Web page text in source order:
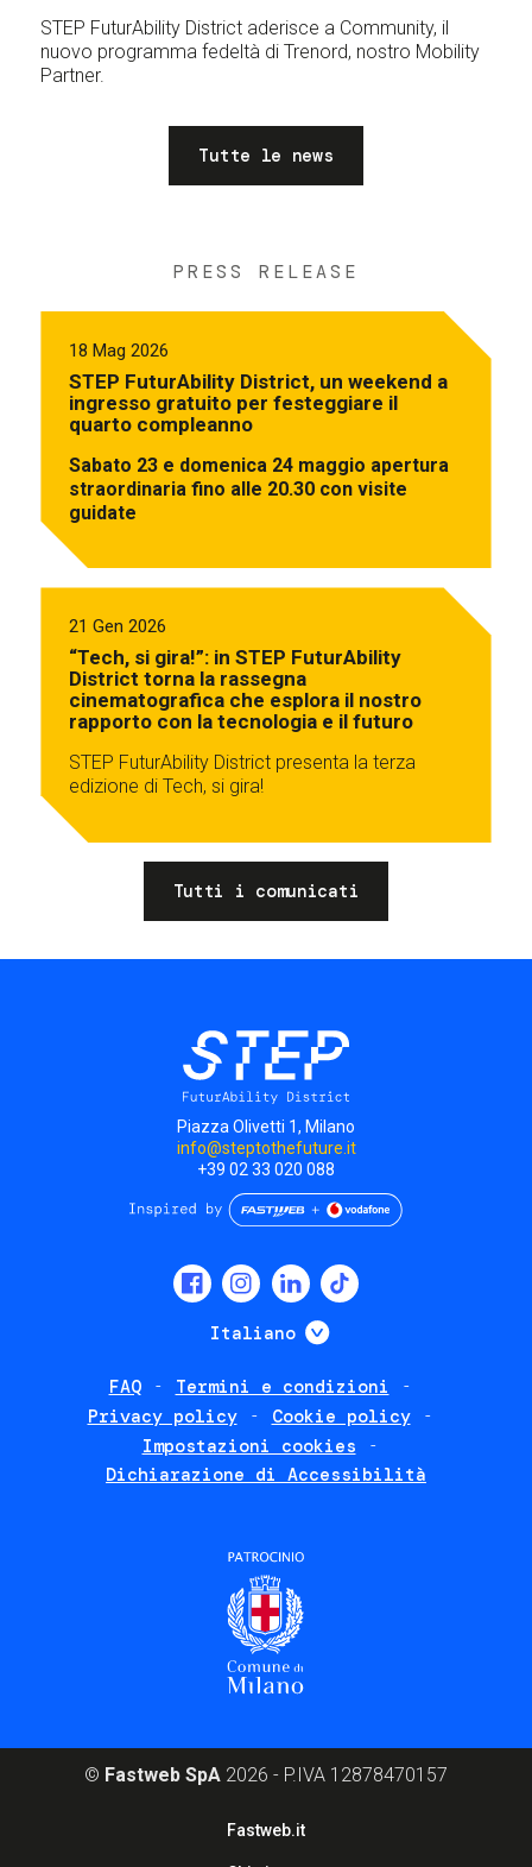
STEP FuturAbility District aderisce a Community, il
nuovo programma fedeltà di Trenord, nostro Mobility
Partner.
Tutte le news
PRESS RELEASE
18 Mag 2026
STEP FuturAbility District, un weekend a
ingresso gratuito per festeggiare il
quarto compleanno
Sabato 23 e domenica 24 maggio apertura
straordinaria fino alle 20.30 con visite
guidate
21 Gen 2026
“Tech, si gira!”: in STEP FuturAbility
District torna la rassegna
cinematografica che esplora il nostro
rapporto con la tecnologia e il futuro
STEP FuturAbility District presenta la terza
edizione di Tech, si gira!
Tutti i comunicati
Piazza Olivetti 1, Milano
info@steptothefuture.it
+39 02 33 020 088
Italiano Mostra ulteriori
FAQ
Termini e condizioni
Privacy policy
Cookie policy
Impostazioni cookies
Dichiarazione di Accessibilità
© Fastweb SpA 2026 - P.IVA 12878470157
Fastweb.it